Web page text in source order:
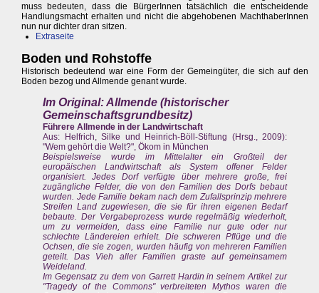
muss bedeuten, dass die BürgerInnen tatsächlich die entscheidende
Handlungsmacht erhalten und nicht die abgehobenen MachthaberInnen
nun nur dichter dran sitzen.
Extraseite
Boden und Rohstoffe
Historisch bedeutend war eine Form der Gemeingüter, die sich auf den
Boden bezog und Allmende genant wurde.
Im Original: Allmende (historischer
Gemeinschaftsgrundbesitz)
Führere Allmende in der Landwirtschaft
Aus: Helfrich, Silke und Heinrich-Böll-Stiftung (Hrsg., 2009):
"Wem gehört die Welt?", Ökom in München
Beispielsweise wurde im Mittelalter ein Großteil der
europäischen Landwirtschaft als System offener Felder
organisiert. Jedes Dorf verfügte über mehrere große, frei
zugängliche Felder, die von den Familien des Dorfs bebaut
wurden. Jede Familie bekam nach dem Zufallsprinzip mehrere
Streifen Land zugewiesen, die sie für ihren eigenen Bedarf
bebaute. Der Vergabeprozess wurde regelmäßig wiederholt,
um zu vermeiden, dass eine Familie nur gute oder nur
schlechte Ländereien erhielt. Die schweren Pflüge und die
Ochsen, die sie zogen, wurden häufig von mehreren Familien
geteilt. Das Vieh aller Familien graste auf gemeinsamem
Weideland.
Im Gegensatz zu dem von Garrett Hardin in seinem Artikel zur
"Tragedy of the Commons" verbreiteten Mythos waren die